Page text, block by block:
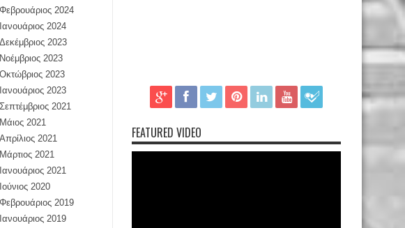
Φεβρουάριος 2024
Ιανουάριος 2024
Δεκέμβριος 2023
Νοέμβριος 2023
Οκτώβριος 2023
Ιανουάριος 2023
Σεπτέμβριος 2021
Μάιος 2021
Απρίλιος 2021
Μάρτιος 2021
Ιανουάριος 2021
Ιούνιος 2020
Φεβρουάριος 2019
Ιανουάριος 2019
FEATURED VIDEO